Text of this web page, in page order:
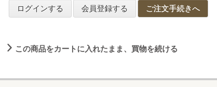
ログインする 会員登録する ご注文手続きへ
この商品をカートに入れたまま、買物を続ける